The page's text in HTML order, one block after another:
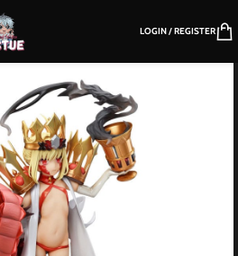
LOGIN / REGISTER